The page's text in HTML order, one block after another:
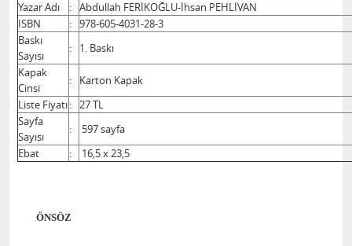
Yazar Adı
: Abdullah FERİKOĞLU-İhsan PEHLİVAN
ISBN
: 978-605-4031-28-3
Baskı
Sayısı
:
1. Baskı
Kapak
Cinsi
:
Karton Kapak
Liste Fiyatı: 27 TL
Sayfa
Sayısı
:
597 sayfa
Ebat
: 16,5 x 23,5
ÖNSÖZ